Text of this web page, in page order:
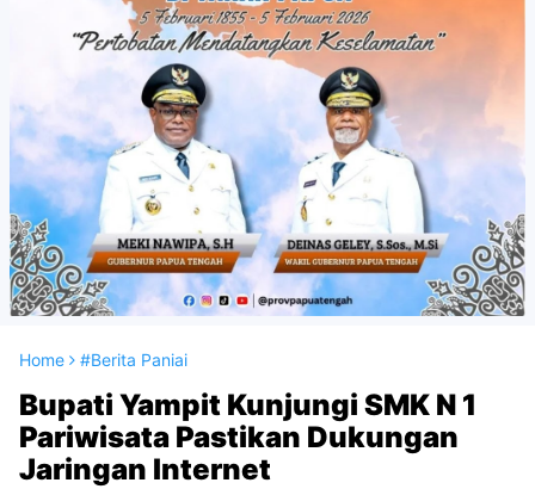
Home #Berita Paniai
Bupati Yampit Kunjungi SMK N 1
Pariwisata Pastikan Dukungan
Jaringan Internet